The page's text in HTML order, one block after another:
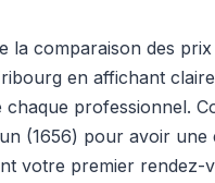
la comparaison des
en affichant
chaque professionnel.
(1656) pour avoir une
votre premier rendez-